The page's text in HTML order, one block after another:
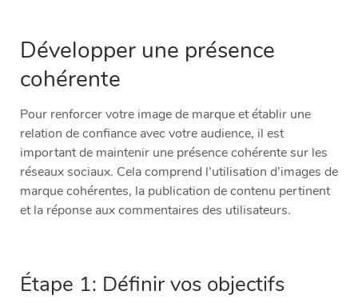
Développer une présence
cohérente
Pour renforcer votre image de marque et établir une
relation de confiance avec votre audience, il est
important de maintenir une présence cohérente sur les
réseaux sociaux. Cela comprend l’utilisation d’images de
marque cohérentes, la publication de contenu pertinent
et la réponse aux commentaires des utilisateurs.
Étape 1: Définir vos objectifs